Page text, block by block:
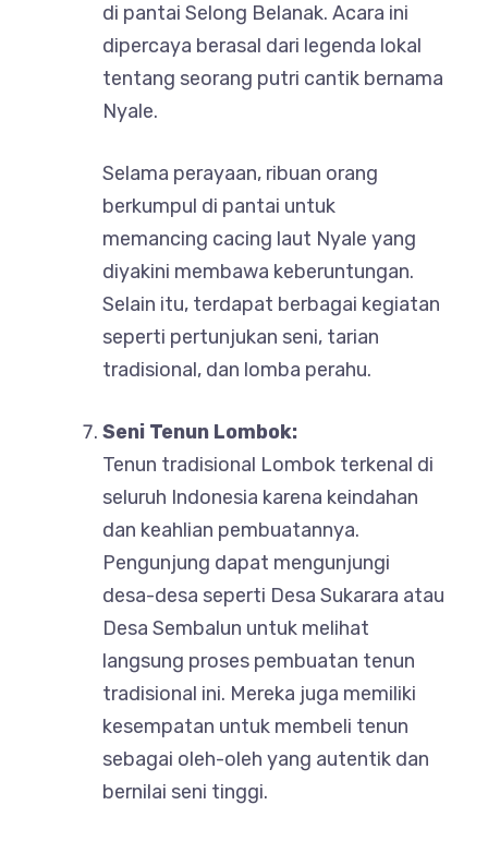
di pantai Selong Belanak. Acara ini
dipercaya berasal dari legenda lokal
tentang seorang putri cantik bernama
Nyale.
Selama perayaan, ribuan orang
berkumpul di pantai untuk
memancing cacing laut Nyale yang
diyakini membawa keberuntungan.
Selain itu, terdapat berbagai kegiatan
seperti pertunjukan seni, tarian
tradisional, dan lomba perahu.
Seni Tenun Lombok:
Tenun tradisional Lombok terkenal di
seluruh Indonesia karena keindahan
dan keahlian pembuatannya.
Pengunjung dapat mengunjungi
desa-desa seperti Desa Sukarara atau
Desa Sembalun untuk melihat
langsung proses pembuatan tenun
tradisional ini. Mereka juga memiliki
kesempatan untuk membeli tenun
sebagai oleh-oleh yang autentik dan
bernilai seni tinggi.